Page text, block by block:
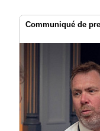
Communiqué de